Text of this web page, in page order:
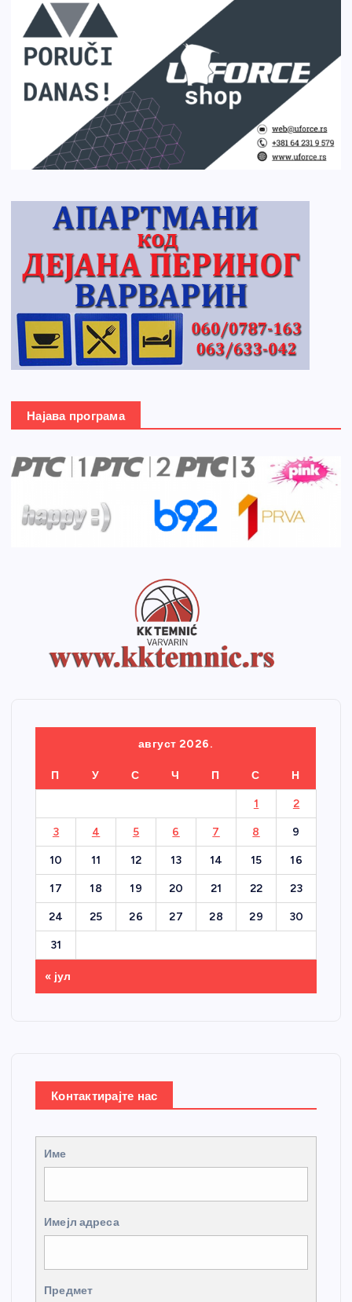
Најава програма
август 2026.
П У С Ч П С Н
1 2
3 4 5 6 7 8 9
10 11 12 13 14 15 16
17 18 19 20 21 22 23
24 25 26 27 28 29 30
31
« јул
Контактирајте нас
Име
Имејл адреса
Предмет